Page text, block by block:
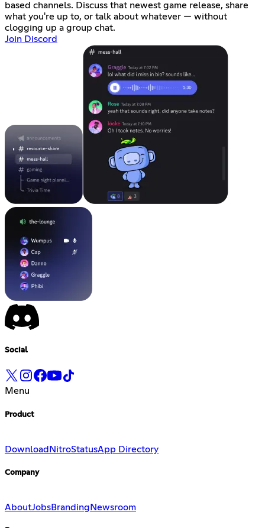
based channels. Discuss that newest game release, share
what you're up to, or talk about whatever — without
clogging up a group chat.
Join Discord
Social
Menu
Product
Download NitroStatusApp Directory
Company
AboutJobsBranding Newsroom